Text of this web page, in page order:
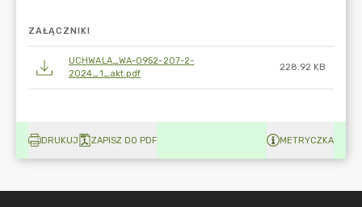
ZAŁĄCZNIKI
UCHWALA_WA-0952-207-2-
2024_1_akt.pdf
228.92 KB
DRUKUJ ZAPISZ DO PDF METRYCZKA